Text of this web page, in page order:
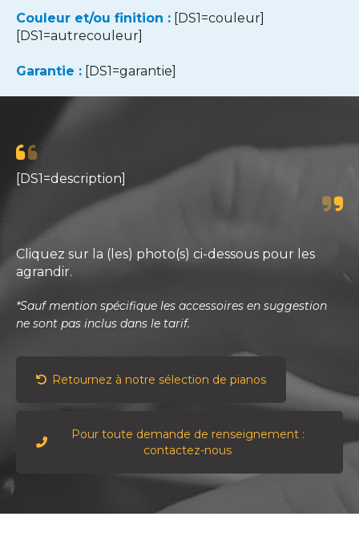
Couleur et/ou finition : [DS1=couleur]
[DS1=autrecouleur]
Garantie : [DS1=garantie]
[DS1=description]
Cliquez sur la (les) photo(s) ci-dessous pour les
agrandir.
*Sauf mention spécifique les accessoires en suggestion
ne sont pas inclus dans le tarif.
Retournez à notre sélection de pianos
Pour toute demande de renseignement :
contactez-nous